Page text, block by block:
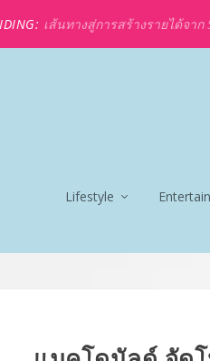
เส้นทางสู่การสร้างรายได้จา
Lifestyle